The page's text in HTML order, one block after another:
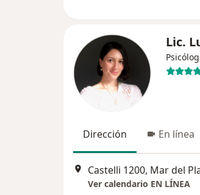
Lic.
Dirección En línea
Castelli 1200, Mar del
Ver calendario EN LÍNEA